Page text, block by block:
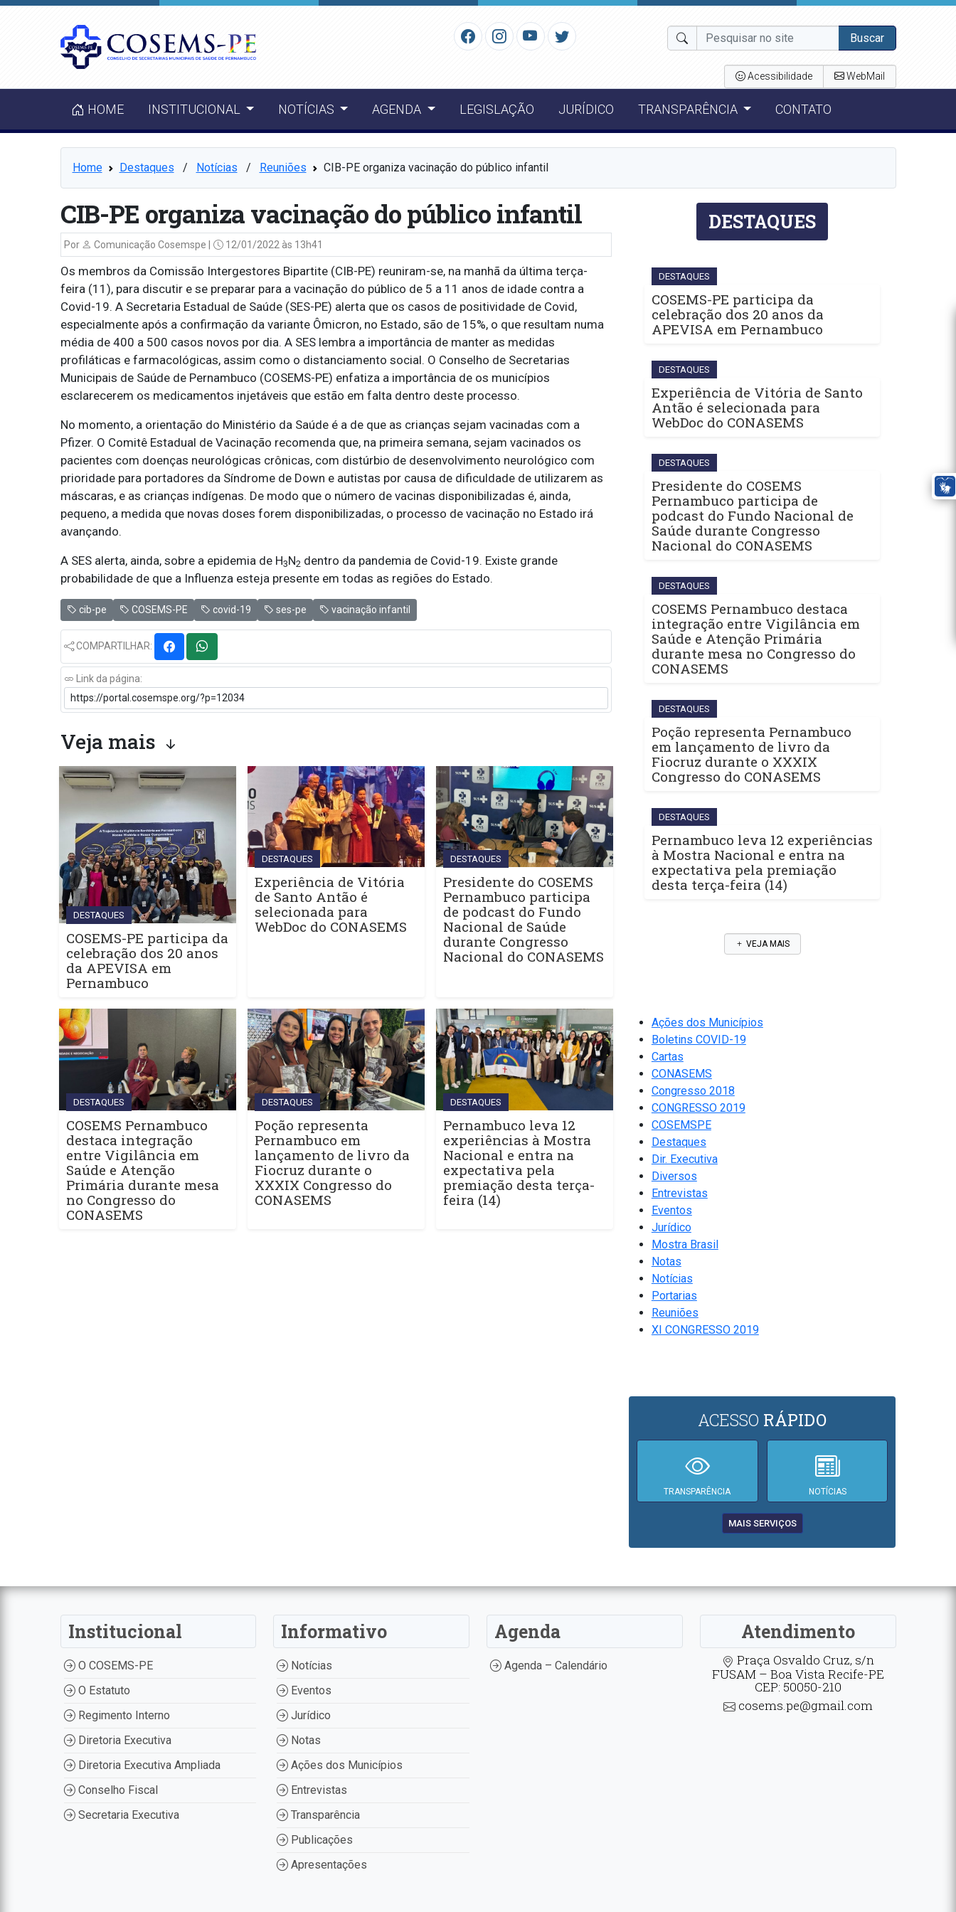
Buscar
Acessibilidade WebMail
HOME INSTITUCIONAL NOTÍCIAS AGENDA LEGISLAÇÃO JURÍDICO TRANSPARÊNCIA CONTATO
Home Destaques ⠀/⠀ Notícias ⠀/⠀ Reuniões CIB-PE organiza vacinação do público infantil
CIB-PE organiza vacinação do público infantil
Por Comunicação Cosemspe | 12/01/2022 às 13h41
Os membros da Comissão Intergestores Bipartite (CIB-PE) reuniram-se, na manhã da última terça-
feira (11), para discutir e se preparar para a vacinação do público de 5 a 11 anos de idade contra a
Covid-19. A Secretaria Estadual de Saúde (SES-PE) alerta que os casos de positividade de Covid,
especialmente após a confirmação da variante Ômicron, no Estado, são de 15%, o que resultam numa
média de 400 a 500 casos novos por dia. A SES lembra a importância de manter as medidas
profiláticas e farmacológicas, assim como o distanciamento social. O Conselho de Secretarias
Municipais de Saúde de Pernambuco (COSEMS-PE) enfatiza a importância de os municípios
esclarecerem os medicamentos injetáveis que estão em falta dentro deste processo.
No momento, a orientação do Ministério da Saúde é a de que as crianças sejam vacinadas com a
Pfizer. O Comitê Estadual de Vacinação recomenda que, na primeira semana, sejam vacinados os
pacientes com doenças neurológicas crônicas, com distúrbio de desenvolvimento neurológico com
prioridade para portadores da Síndrome de Down e autistas por causa de dificuldade de utilizarem as
máscaras, e as crianças indígenas. De modo que o número de vacinas disponibilizadas é, ainda,
pequeno, a medida que novas doses forem disponibilizadas, o processo de vacinação no Estado irá
avançando.
A SES alerta, ainda, sobre a epidemia de H3N2 dentro da pandemia de Covid-19. Existe grande
probabilidade de que a Influenza esteja presente em todas as regiões do Estado.
cib-pe COSEMS-PE covid-19 ses-pe vacinação infantil
COMPARTILHAR:
Link da página:
Veja mais
DESTAQUES
COSEMS-PE participa da
celebração dos 20 anos
da APEVISA em
Pernambuco
DESTAQUES
Experiência de Vitória
de Santo Antão é
selecionada para
WebDoc do CONASEMS
DESTAQUES
Presidente do COSEMS
Pernambuco participa
de podcast do Fundo
Nacional de Saúde
durante Congresso
Nacional do CONASEMS
DESTAQUES
COSEMS Pernambuco
destaca integração
entre Vigilância em
Saúde e Atenção
Primária durante mesa
no Congresso do
CONASEMS
DESTAQUES
Poção representa
Pernambuco em
lançamento de livro da
Fiocruz durante o
XXXIX Congresso do
CONASEMS
DESTAQUES
Pernambuco leva 12
experiências à Mostra
Nacional e entra na
expectativa pela
premiação desta terça-
feira (14)
DESTAQUES
DESTAQUES
COSEMS-PE participa da
celebração dos 20 anos da
APEVISA em Pernambuco
DESTAQUES
Experiência de Vitória de Santo
Antão é selecionada para
WebDoc do CONASEMS
DESTAQUES
Presidente do COSEMS
Pernambuco participa de
podcast do Fundo Nacional de
Saúde durante Congresso
Nacional do CONASEMS
DESTAQUES
COSEMS Pernambuco destaca
integração entre Vigilância em
Saúde e Atenção Primária
durante mesa no Congresso do
CONASEMS
DESTAQUES
Poção representa Pernambuco
em lançamento de livro da
Fiocruz durante o XXXIX
Congresso do CONASEMS
DESTAQUES
Pernambuco leva 12 experiências
à Mostra Nacional e entra na
expectativa pela premiação
desta terça-feira (14)
VEJA MAIS
Ações dos Municípios
Boletins COVID-19
Cartas
CONASEMS
Congresso 2018
CONGRESSO 2019
COSEMSPE
Destaques
Dir. Executiva
Diversos
Entrevistas
Eventos
Jurídico
Mostra Brasil
Notas
Notícias
Portarias
Reuniões
XI CONGRESSO 2019
ACESSO RÁPIDO
TRANSPARÊNCIA NOTÍCIAS
MAIS SERVIÇOS
Institucional
O COSEMS-PE
O Estatuto
Regimento Interno
Diretoria Executiva
Diretoria Executiva Ampliada
Conselho Fiscal
Secretaria Executiva
Informativo
Notícias
Eventos
Jurídico
Notas
Ações dos Municípios
Entrevistas
Transparência
Publicações
Apresentações
Agenda
Agenda – Calendário
Atendimento
Praça Osvaldo Cruz, s/n
FUSAM – Boa Vista Recife-PE
CEP: 50050-210
cosems.pe@gmail.com